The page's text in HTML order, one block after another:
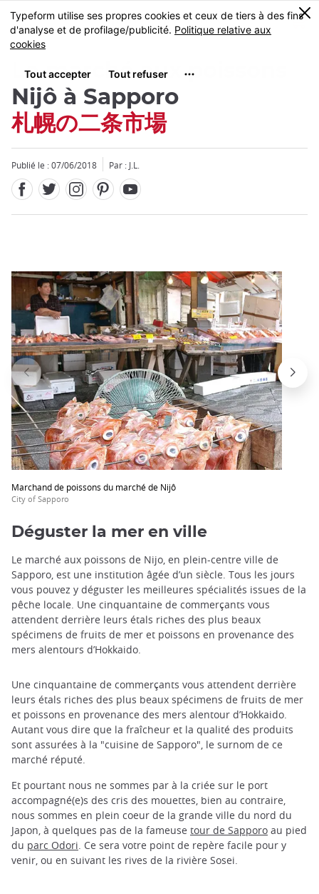
Skip
to
main
MENU
0
Le marché aux poissons
Nijô à Sapporo
札幌の二条市場
Publié le : 07/06/2018 Par : J.L.
Marchand de poissons du marché de Nijô
City of Sapporo
Fermer
Déguster la mer en ville
Le marché aux poissons de Nijo, en plein-centre ville de
Sapporo, est une institution âgée d’un siècle. Tous les jours
vous pouvez y déguster les meilleures spécialités issues de la
pêche locale. Une cinquantaine de commerçants vous
attendent derrière leurs étals riches des plus beaux
spécimens de fruits de mer et poissons en provenance des
mers alentours d’Hokkaido.
Une cinquantaine de commerçants vous attendent derrière
leurs étals riches des plus beaux spécimens de fruits de mer
et poissons en provenance des mers alentour d’Hokkaido.
Autant vous dire que la fraîcheur et la qualité des produits
sont assurées à la "cuisine de Sapporo", le surnom de ce
marché réputé.
Et pourtant nous ne sommes par à la criée sur le port
accompagné(e)s des cris des mouettes, bien au contraire,
nous sommes en plein coeur de la grande ville du nord du
Japon, à quelques pas de la fameuse tour de Sapporo au pied
du parc Odori . Ce sera votre point de repère facile pour y
venir, ou en suivant les rives de la rivière Sosei.